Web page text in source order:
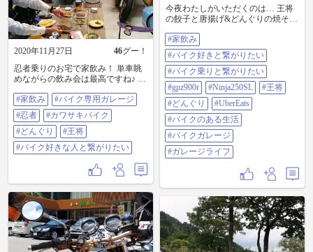
今夜わたしがいただくのは… 王将
の餃子と唐揚げ&どんぐりの焼そば
友人と家飲みなう🍺(^-^) #家飲み #
バイク好きと繋がりたい #バイク乗
りと繋がりたい #gpz900r #ninja250sl
#王将 #どんぐり #UberEats #バイク
のある生活 #バイクガレージ #ガレ
ージライフ
#家飲み
#バイク好きと繋がりたい
#バイク乗りと繋がりたい
#gpz900r
#Ninja250SL
#王将
#どんぐり
#UberEats
#バイクのある生活
#バイクガレージ
#ガレージライフ
2020年11月27日 46グー！
忍者乗りのお宅で家飲み！ 単車眺
めながらの飲み会は最高ですね♪ #
#カワサキバイク #どんぐり#王将 #
バイク好きな人と繋がりたい
#家飲み
#バイク専用ガレージ
#忍者
#カワサキバイク
#どんぐり
#王将
#バイク好きな人と繋がりたい